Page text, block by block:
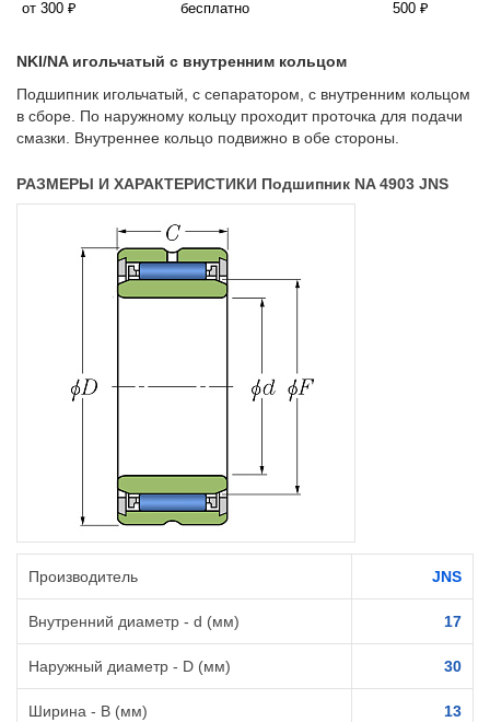
от 300 ₽
бесплатно
500 ₽
NKI/NA игольчатый с внутренним кольцом
Подшипник игольчатый, с сепаратором, с внутренним кольцом
в сборе. По наружному кольцу проходит проточка для подачи
смазки. Внутреннее кольцо подвижно в обе стороны.
РАЗМЕРЫ И ХАРАКТЕРИСТИКИ Подшипник NA 4903 JNS
Производитель JNS
Внутренний диаметр - d (мм) 17
Наружный диаметр - D (мм) 30
Ширина - B (мм) 13